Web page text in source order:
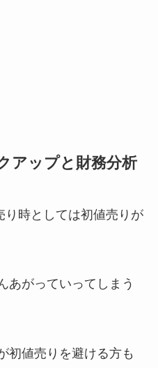
アップと財務分析
り時としては初値売りが
あがっていってしまう
初値売りを避ける方も